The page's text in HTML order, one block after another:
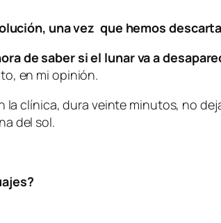
una vez que hemos
de saber si el lunar va a
en mi opinión.
la clínica, dura veinte minutos, no
del sol.